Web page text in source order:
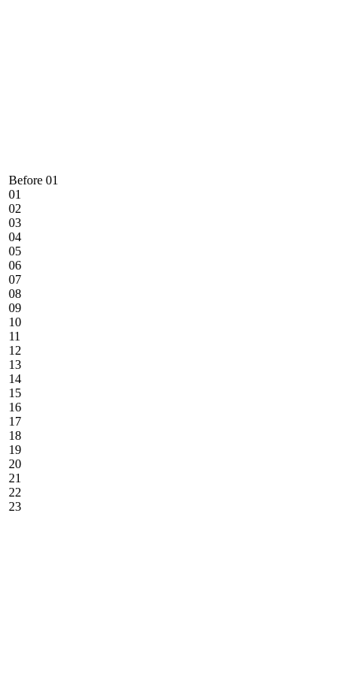
Before 01
01
02
03
04
05
06
07
08
09
10
11
12
13
14
15
16
17
18
19
20
21
22
23